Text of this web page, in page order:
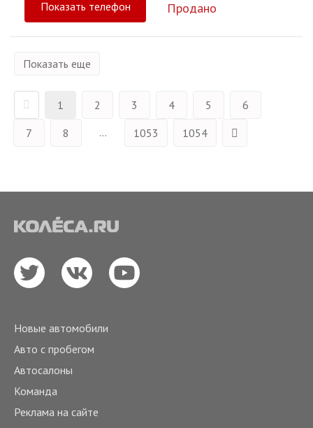
Показать телефон Продано
Показать еще
1 2 3 4 5
6
7
8 ... 1053 1054
Новые автомобили
Авто с пробегом
Автосалоны
Команда
Реклама на сайте